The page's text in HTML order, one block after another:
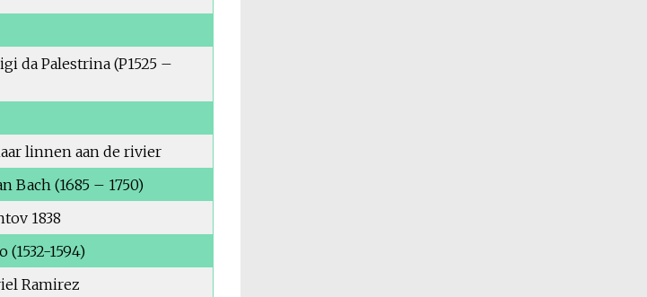
da Palestrina (P1525 –
linnen aan de rivier
Bach (1685 – 1750)
1838
(1532-1594)
Ramirez